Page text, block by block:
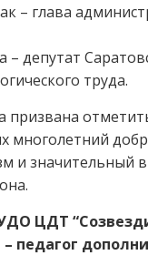
– глава
депутат
труда.
многолетний
и значительный
ЦДТ
педагог